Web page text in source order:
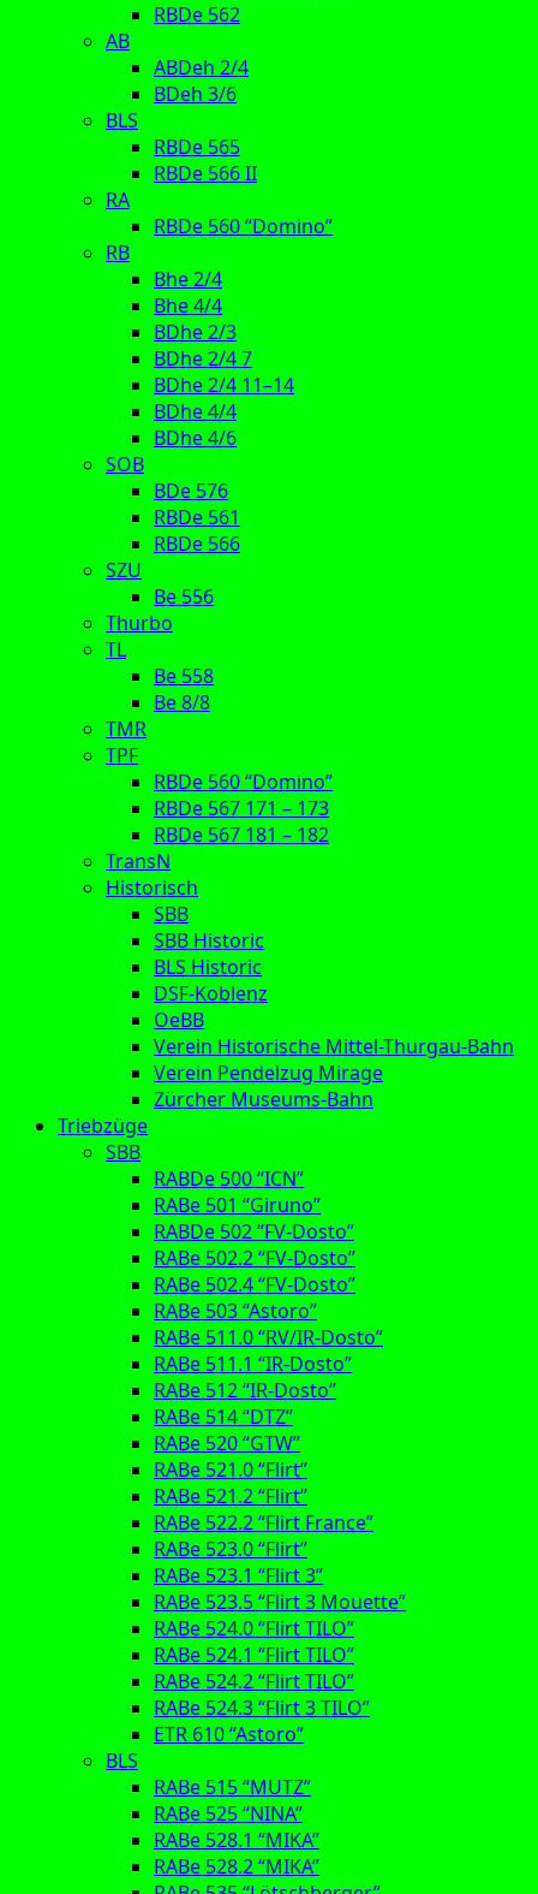
RBDe 562
AB
ABDeh 2/4
BDeh 3/6
BLS
RBDe 565
RBDe 566 II
RA
RBDe 560 “Domino”
RB
Bhe 2/4
Bhe 4/4
BDhe 2/3
BDhe 2/4 7
BDhe 2/4 11–14
BDhe 4/4
BDhe 4/6
SOB
BDe 576
RBDe 561
RBDe 566
SZU
Be 556
Thurbo
TL
Be 558
Be 8/8
TMR
TPF
RBDe 560 “Domino”
RBDe 567 171 – 173
RBDe 567 181 – 182
TransN
Historisch
SBB
SBB Historic
BLS Historic
DSF-Koblenz
OeBB
Verein Historische Mittel-Thurgau-Bahn
Verein Pendelzug Mirage
Zürcher Museums-Bahn
Triebzüge
SBB
RABDe 500 “ICN”
RABe 501 “Giruno”
RABDe 502 “FV-Dosto”
RABe 502.2 “FV-Dosto”
RABe 502.4 “FV-Dosto”
RABe 503 “Astoro”
RABe 511.0 “RV/IR-Dosto”
RABe 511.1 “IR-Dosto”
RABe 512 “IR-Dosto”
RABe 514 “DTZ”
RABe 520 “GTW”
RABe 521.0 “Flirt”
RABe 521.2 “Flirt”
RABe 522.2 “Flirt France”
RABe 523.0 “Flirt”
RABe 523.1 “Flirt 3”
RABe 523.5 “Flirt 3 Mouette”
RABe 524.0 “Flirt TILO”
RABe 524.1 “Flirt TILO”
RABe 524.2 “Flirt TILO”
RABe 524.3 “Flirt 3 TILO”
ETR 610 “Astoro”
BLS
RABe 515 “MUTZ”
RABe 525 “NINA”
RABe 528.1 “MIKA”
RABe 528.2 “MIKA”